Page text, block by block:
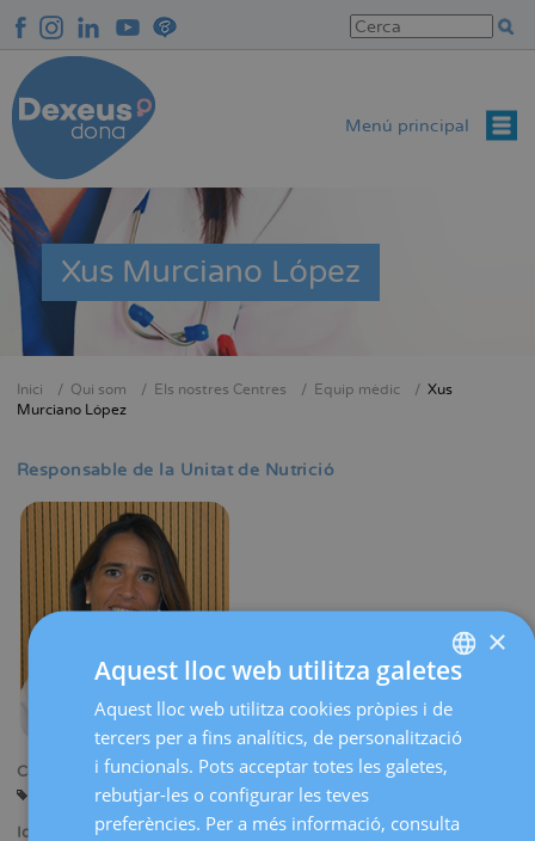
contingut
Menú principal
Xus Murciano López
Fil
Inici Qui som Els nostres Centres Equip mèdic
Xus
Murciano López
Responsable de la Unitat de Nutrició
Centres:
Barcelona
Idiomes:
SPANISH
CATALÀ
FRENCH
×
Aquest lloc web utilitza galetes
Aquest lloc web utilitza cookies pròpies i de
tercers per a fins analítics, de personalització
i funcionals. Pots acceptar totes les galetes,
rebutjar-les o configurar les teves
preferències. Per a més informació, consulta